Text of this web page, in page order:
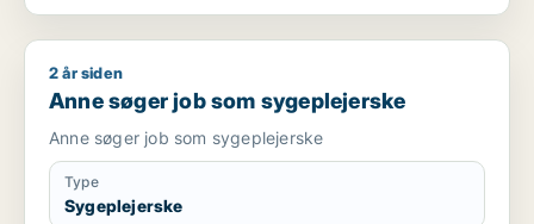
Anne søger job som sygeplejerske
2 år siden
Anne søger job som sygeplejerske
Anne søger job som sygeplejerske
Type
Sygeplejerske